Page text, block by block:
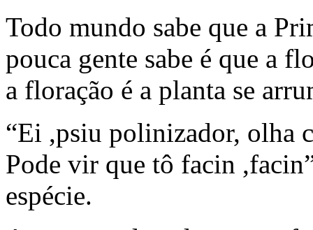
Todo mundo sabe que a
pouca gente sabe é que a
a floração é a planta se
“Ei ,psiu polinizador, olha
Pode vir que tô facin
espécie.